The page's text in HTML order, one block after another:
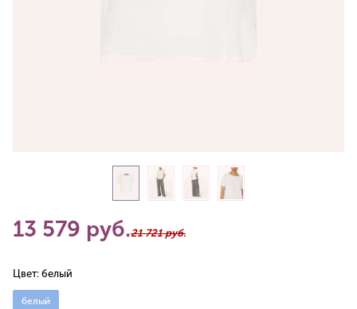
13 579 руб.21 721 руб.
Цвет: белый
белый